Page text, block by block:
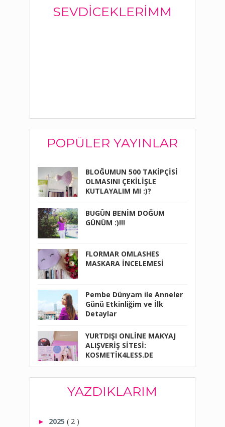
SEVDICEKLERIMM
POPÜLER YAYINLAR
BLOĞUMUN 500 TAKİPÇİSİ
OLMASINI ÇEKİLİŞLE
KUTLAYALIM MI :)?
BUGÜN BENİM DOĞUM
GÜNÜM :)!!!
FLORMAR OMLASHES
MASKARA İNCELEMESİ
Pembe Dünyam ile Anneler
Günü Etkinliğim ve İlk
Detaylar
YURTDIŞI ONLİNE MAKYAJ
ALIŞVERİŞ SİTESİ:
KOSMETİK4LESS.DE
YAZDIKLARIM
► 2025 ( 2 )